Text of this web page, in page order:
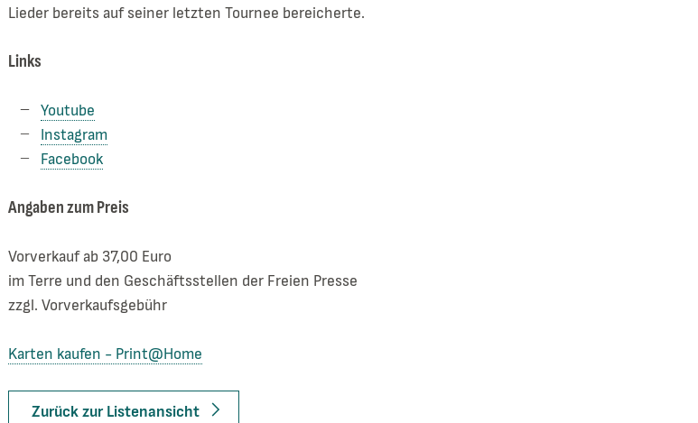
Lieder bereits auf seiner letzten Tournee bereicherte.
Links
Youtube
Instagram
Facebook
Angaben zum Preis
Vorverkauf ab 37,00 Euro
im Terre und den Geschäftsstellen der Freien Presse
zzgl. Vorverkaufsgebühr
Karten kaufen - Print@Home
Zurück zur Listenansicht